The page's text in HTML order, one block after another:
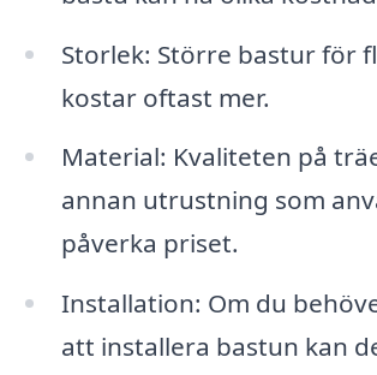
Storlek: Större bastur för
kostar oftast mer.
Material: Kvaliteten på
annan utrustning som
påverka priset.
Installation: Om du
att installera bastun kan